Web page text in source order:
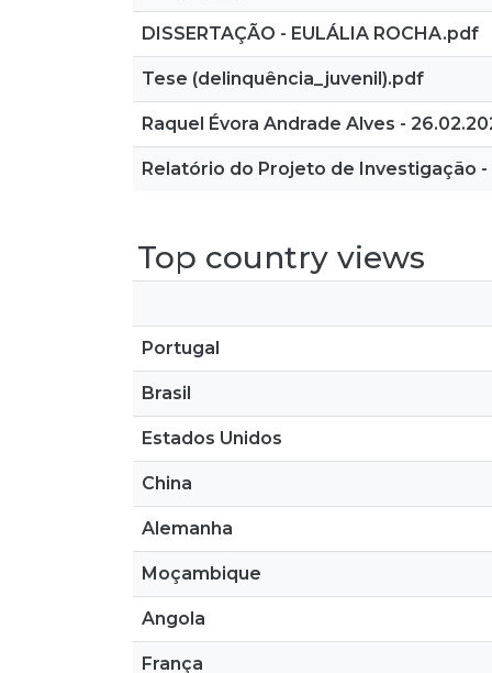
DISSERTAÇÃO - EULÁLIA ROCHA.pdf
Tese (delinquência_juvenil).pdf
Raquel Évora Andrade Alves -
Relatório do Projeto de Investigação
Top country views
Portugal
Brasil
Estados Unidos
China
Alemanha
Moçambique
Angola
França